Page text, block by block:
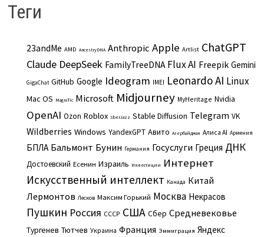
Теги
23andMe AMD AncestryDNA Anthropic Apple Artlist ChatGPT
Claude DeepSeek FamilyTreeDNA Flux AI Freepik Gemini
GigaChat GitHub Google Ideogram IMEI Leonardo AI Linux
Mac OS Magnific Microsoft Midjourney MyHeritage Nvidia
OpenAI Ozon Roblox SberJazz Stable Diffusion Telegram VK
Wildberries Windows YandexGPT Авито Азербайджан Алиса AI Армения
БПЛА Бальмонт Бунин Германия Госуслуги Греция ДНК
Достоевский Есенин Израиль Инвестиции Интернет
Искусственный интеллект Канада Китай
Лермонтов Лесков Максим Горький Москва Некрасов
Пушкин Россия СССР США Сбер Средневековье
Тургенев Тютчев Украина Франция Эммиграция Яндекс